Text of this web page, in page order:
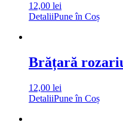
12,00 lei
DetaliiPune în Coș
Brățară
12,00 lei
DetaliiPune în Coș